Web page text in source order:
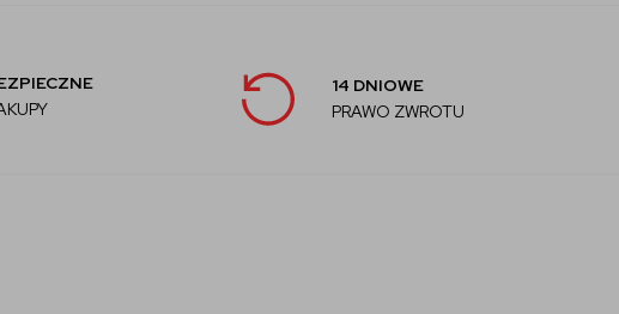
14 DNIOWE
PRAWO ZWROTU